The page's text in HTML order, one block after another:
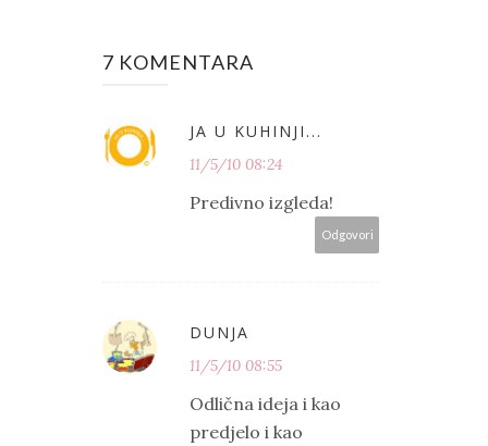
7 KOMENTARA
JA U KUHINJI...
11/5/10 08:24
Predivno izgleda!
Odgovori
DUNJA
11/5/10 08:55
Odlična ideja i kao
predjelo i kao